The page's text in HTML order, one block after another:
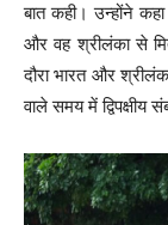
बात कही। उन्होंने
और वह श्रीलंका से
दौरा भारत और
वाले समय में द्विपक्षीय